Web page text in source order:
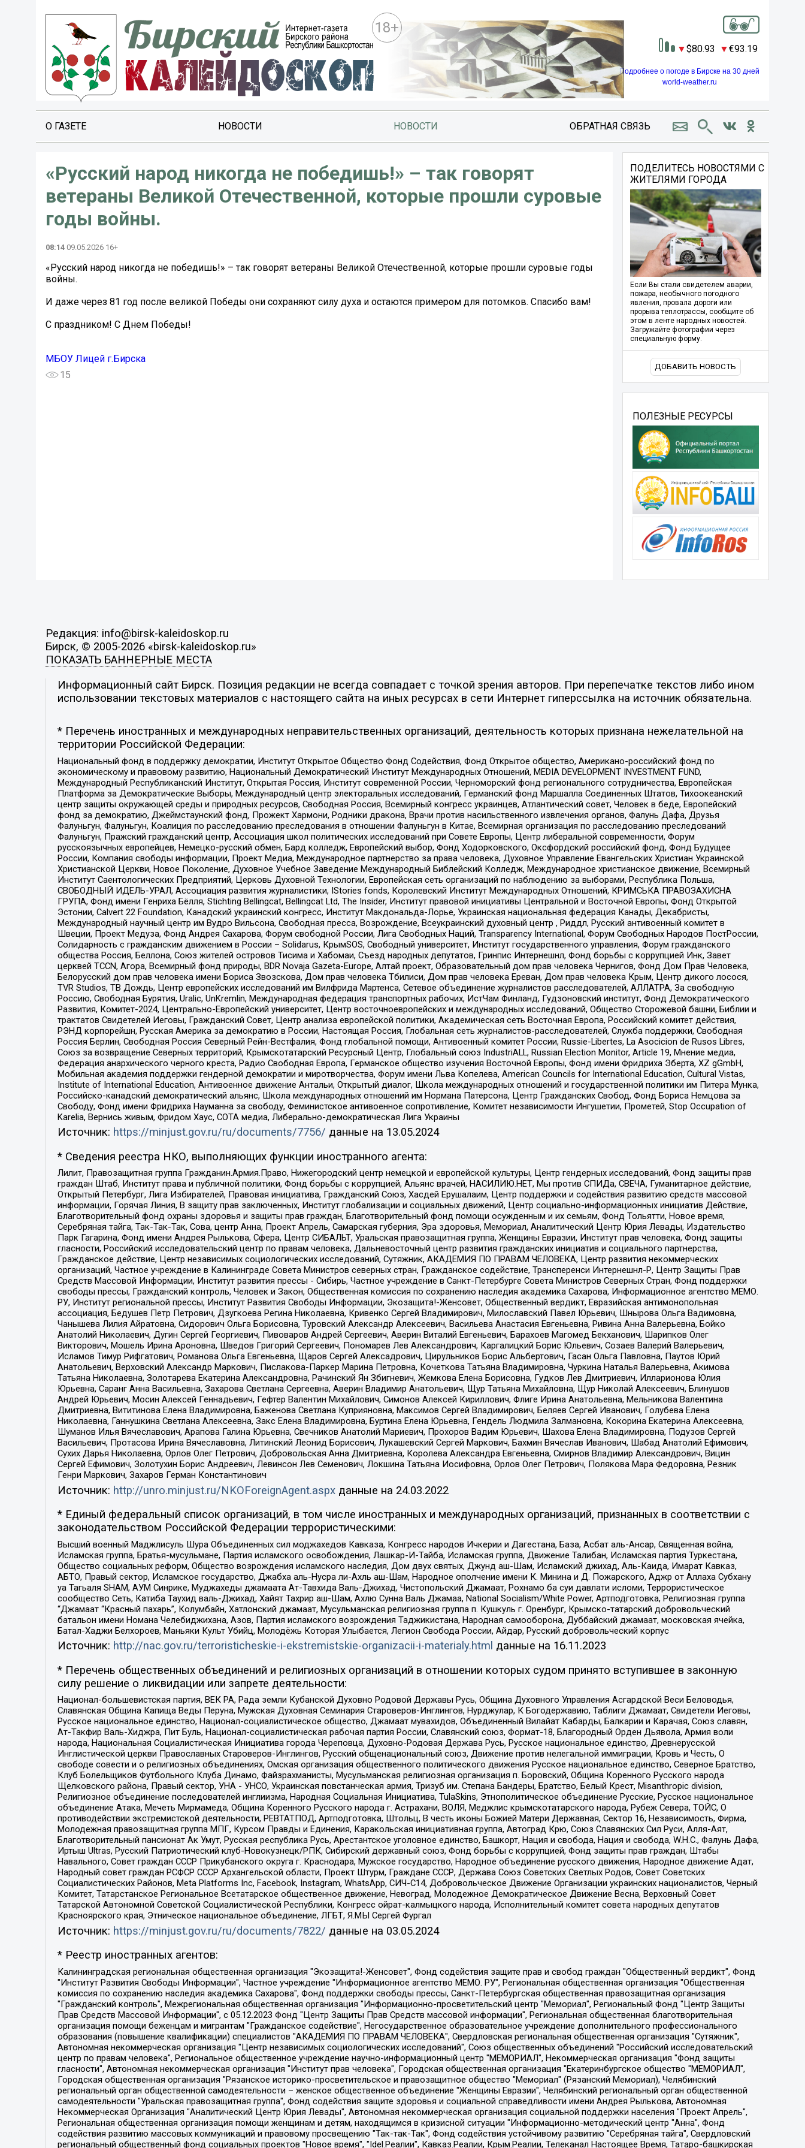
18+
80.93 93.19
Подробнее о погоде в Бирске на 30 дней
world-weather.ru
О ГАЗЕТЕ НОВОСТИ НОВОСТИ ОБРАТНАЯ СВЯЗЬ
«Русский народ никогда не победишь!» – так говорят
ветераны Великой Отечественной, которые прошли суровые
годы войны.
08:14 09.05.2026 16+
«Русский народ никогда не победишь!» – так говорят ветераны Великой Отечественной, которые прошли суровые годы
войны.
И даже через 81 год после великой Победы они сохраняют силу духа и остаются примером для потомков. Спасибо вам!
С праздником! С Днем Победы!
МБОУ Лицей г.Бирска
15
ПОДЕЛИТЕСЬ НОВОСТЯМИ С
ЖИТЕЛЯМИ ГОРОДА
Если Вы стали свидетелем аварии,
пожара, необычного погодного
явления, провала дороги или
прорыва теплотрассы, сообщите об
этом в ленте народных новостей.
Загружайте фотографии через
специальную форму.
ДОБАВИТЬ НОВОСТЬ
ПОЛЕЗНЫЕ РЕСУРСЫ
Редакция: info@birsk-kaleidoskop.ru
Бирск, © 2005-2026 «birsk-kaleidoskop.ru»
ПОКАЗАТЬ БАННЕРНЫЕ МЕСТА
Информационный сайт Бирск. Позиция редакции не всегда совпадает с точкой зрения авторов. При перепечатке текстов либо ином
использовании текстовых материалов с настоящего сайта на иных ресурсах в сети Интернет гиперссылка на источник обязательна.
* Перечень иностранных и международных неправительственных организаций, деятельность которых признана нежелательной на
территории Российской Федерации:
Национальный фонд в поддержку демократии, Институт Открытое Общество Фонд Содействия, Фонд Открытое общество, Американо-российский фонд по
экономическому и правовому развитию, Национальный Демократический Институт Международных Отношений, MEDIA DEVELOPMENT INVESTMENT FUND,
Международный Республиканский Институт, Открытая Россия, Институт современной России, Черноморский фонд регионального сотрудничества, Европейская
Платформа за Демократические Выборы, Международный центр электоральных исследований, Германский фонд Маршалла Соединенных Штатов, Тихоокеанский
центр защиты окружающей среды и природных ресурсов, Свободная Россия, Всемирный конгресс украинцев, Атлантический совет, Человек в беде, Европейский
фонд за демократию, Джеймстаунский фонд, Прожект Хармони, Родники дракона, Врачи против насильственного извлечения органов, Фалунь Дафа, Друзья
Фалуньгун, Фалуньгун, Коалиция по расследованию преследования в отношении Фалуньгун в Китае, Всемирная организация по расследованию преследований
Фалуньгун, Пражский гражданский центр, Ассоциация школ политических исследований при Совете Европы, Центр либеральной современности, Форум
русскоязычных европейцев, Немецко-русский обмен, Бард колледж, Европейский выбор, Фонд Ходорковского, Оксфордский российский фонд, Фонд Будущее
России, Компания свободы информации, Проект Медиа, Международное партнерство за права человека, Духовное Управление Евангельских Христиан Украинской
Христианской Церкви, Новое Поколение, Духовное Учебное Заведение Международный Библейский Колледж, Международное христианское движение, Всемирный
Институт Саентологических Предприятий, Церковь Духовной Технологии, Европейская сеть организаций по наблюдению за выборами, Республика Польша,
СВОБОДНЫЙ ИДЕЛЬ-УРАЛ, Ассоциация развития журналистики, IStories fonds, Королевский Институт Международных Отношений, КРИМСЬКА ПРАВОЗАХИСНА
ГРУПА, Фонд имени Генриха Бёлля, Stichting Bellingcat, Bellingcat Ltd, The Insider, Институт правовой инициативы Центральной и Восточной Европы, Фонд Открытой
Эстонии, Calvert 22 Foundation, Канадский украинский конгресс, Институт Макдональда-Лорье, Украинская национальная федерация Канады, Декабристы,
Международный научный центр им Вудро Вильсона, Свободная пресса, Возрождение, Всеукраинский духовный центр , Риддл, Русский антивоенный комитет в
Швеции, Проект Медуза, Фонд Андрея Сахарова, Форум свободной России, Лига Свободных Наций, Transparеncy International, Форум Свободных Народов ПостРоссии,
Солидарность с гражданским движением в России – Solidarus, КрымSOS, Свободный университет, Институт государственного управления, Форум гражданского
общества Россия, Беллона, Союз жителей островов Тисима и Хабомаи, Съезд народных депутатов, Гринпис Интернешнл, Фонд борьбы с коррупцией Инк, Завет
церквей TCCN, Агора, Всемирный фонд природы, BDR Novaja Gazeta-Europe, Алтай проект, Образовательный дом прав человека Чернигов, Фонд Дом Прав Человека,
Белорусский дом прав человека имени Бориса Звозскова, Дом прав человека Тбилиси, Дом прав человека Ереван, Дом прав человека Крым, Центр дикого лосося,
TVR Studios, ТВ Дождь, Центр европейских исследований им Вилфрида Мартенса, Сетевое объединение журналистов расследователей, АЛЛАТРА, За свободную
Россию, Свободная Бурятия, Uralic, UnKremlin, Международная федерация транспортных рабочих, ИстЧам Финланд, Гудзоновский институт, Фонд Демократического
Развития, Комитет-2024, Центрально-Европейский университет, Центр восточноевропейских и международных исследований, Общество Сторожевой башни, Библии и
трактатов Свидетелей Иеговы, Гражданский Совет, Центр анализа европейской политики, Академическая сеть Восточная Европа, Российский комитет действия,
РЭНД корпорейшн, Русская Америка за демократию в России, Настоящая Россия, Глобальная сеть журналистов-расследователей, Служба поддержки, Свободная
Россия Берлин, Свободная Россия Северный Рейн-Вестфалия, Фонд глобальной помощи, Антивоенный комитет России, Russie-Libertes, La Asocicion de Rusos Libres,
Союз за возвращение Северных территорий, Крымскотатарский Ресурсный Центр, Глобальный союз IndustriALL, Russian Election Monitor, Article 19, Мнение медиа,
Федерация анархического черного креста, Радио Свободная Европа, Германское общество изучения Восточной Европы, Фонд имени Фридриха Эберта, XZ gGmbH,
Мобильная академия поддержки гендерной демократии и миротворчества, Форум имени Льва Копелева, American Councils for International Education, Cultural Vistas,
Institute of International Education, Антивоенное движение Антальи, Открытый диалог, Школа международных отношений и государственной политики им Питера Мунка,
Российско-канадский демократический альянс, Школа международных отношений им Нормана Патерсона, Центр Гражданских Свобод, Фонд Бориса Немцова за
Свободу, Фонд имени Фридриха Науманна за свободу, Феминистское антивоенное сопротивление, Комитет независимости Ингушетии, Прометей, Stop Occupation of
Karelia, Вернись живым, Фридом Хаус, СОТА медиа, Либерально-демократическая Лига Украины
Источник: https://minjust.gov.ru/ru/documents/7756/ данные на 13.05.2024
* Сведения реестра НКО, выполняющих функции иностранного агента:
Лилит, Правозащитная группа Гражданин.Армия.Право, Нижегородский центр немецкой и европейской культуры, Центр гендерных исследований, Фонд защиты прав
граждан Штаб, Институт права и публичной политики, Фонд борьбы с коррупцией, Альянс врачей, НАСИЛИЮ.НЕТ, Мы против СПИДа, СВЕЧА, Гуманитарное действие,
Открытый Петербург, Лига Избирателей, Правовая инициатива, Гражданский Союз, Хасдей Ерушалаим, Центр поддержки и содействия развитию средств массовой
информации, Горячая Линия, В защиту прав заключенных, Институт глобализации и социальных движений, Центр социально-информационных инициатив Действие,
Благотворительный фонд охраны здоровья и защиты прав граждан, Благотворительный фонд помощи осужденным и их семьям, Фонд Тольятти, Новое время,
Серебряная тайга, Так-Так-Так, Сова, центр Анна, Проект Апрель, Самарская губерния, Эра здоровья, Мемориал, Аналитический Центр Юрия Левады, Издательство
Парк Гагарина, Фонд имени Андрея Рылькова, Сфера, Центр СИБАЛЬТ, Уральская правозащитная группа, Женщины Евразии, Институт прав человека, Фонд защиты
гласности, Российский исследовательский центр по правам человека, Дальневосточный центр развития гражданских инициатив и социального партнерства,
Гражданское действие, Центр независимых социологических исследований, Сутяжник, АКАДЕМИЯ ПО ПРАВАМ ЧЕЛОВЕКА, Центр развития некоммерческих
организаций, Частное учреждение в Калининграде Совета Министров северных стран, Гражданское содействие, Трансперенси Интернешнл-Р, Центр Защиты Прав
Средств Массовой Информации, Институт развития прессы - Сибирь, Частное учреждение в Санкт-Петербурге Совета Министров Северных Стран, Фонд поддержки
свободы прессы, Гражданский контроль, Человек и Закон, Общественная комиссия по сохранению наследия академика Сахарова, Информационное агентство МЕМО.
РУ, Институт региональной прессы, Институт Развития Свободы Информации, Экозащита!-Женсовет, Общественный вердикт, Евразийская антимонопольная
ассоциация, Бедушев Петр Петрович, Дзугкоева Регина Николаевна, Кривенко Сергей Владимирович, Милославский Павел Юрьевич, Шнырова Ольга Вадимовна,
Чанышева Лилия Айратовна, Сидорович Ольга Борисовна, Туровский Александр Алексеевич, Васильева Анастасия Евгеньевна, Ривина Анна Валерьевна, Бойко
Анатолий Николаевич, Дугин Сергей Георгиевич, Пивоваров Андрей Сергеевич, Аверин Виталий Евгеньевич, Барахоев Магомед Бекханович, Шарипков Олег
Викторович, Мошель Ирина Ароновна, Шведов Григорий Сергеевич, Пономарев Лев Александрович, Каргалицкий Борис Юльевич, Созаев Валерий Валерьевич,
Исламов Тимур Рифгатович, Романова Ольга Евгеньевна, Щаров Сергей Алексадрович, Цирульников Борис Альбертович, Гасан Ольга Павловна, Паутов Юрий
Анатольевич, Верховский Александр Маркович, Пислакова-Паркер Марина Петровна, Кочеткова Татьяна Владимировна, Чуркина Наталья Валерьевна, Акимова
Татьяна Николаевна, Золотарева Екатерина Александровна, Рачинский Ян Збигневич, Жемкова Елена Борисовна, Гудков Лев Дмитриевич, Илларионова Юлия
Юрьевна, Саранг Анна Васильевна, Захарова Светлана Сергеевна, Аверин Владимир Анатольевич, Щур Татьяна Михайловна, Щур Николай Алексеевич, Блинушов
Андрей Юрьевич, Мосин Алексей Геннадьевич, Гефтер Валентин Михайлович, Симонов Алексей Кириллович, Флиге Ирина Анатольевна, Мельникова Валентина
Дмитриевна, Вититинова Елена Владимировна, Баженова Светлана Куприяновна, Максимов Сергей Владимирович, Беляев Сергей Иванович, Голубева Елена
Николаевна, Ганнушкина Светлана Алексеевна, Закс Елена Владимировна, Буртина Елена Юрьевна, Гендель Людмила Залмановна, Кокорина Екатерина Алексеевна,
Шуманов Илья Вячеславович, Арапова Галина Юрьевна, Свечников Анатолий Мариевич, Прохоров Вадим Юрьевич, Шахова Елена Владимировна, Подузов Сергей
Васильевич, Протасова Ирина Вячеславовна, Литинский Леонид Борисович, Лукашевский Сергей Маркович, Бахмин Вячеслав Иванович, Шабад Анатолий Ефимович,
Сухих Дарья Николаевна, Орлов Олег Петрович, Добровольская Анна Дмитриевна, Королева Александра Евгеньевна, Смирнов Владимир Александрович, Вицин
Сергей Ефимович, Золотухин Борис Андреевич, Левинсон Лев Семенович, Локшина Татьяна Иосифовна, Орлов Олег Петрович, Полякова Мара Федоровна, Резник
Генри Маркович, Захаров Герман Константинович
Источник: http://unro.minjust.ru/NKOForeignAgent.aspxданные на 24.03.2022
* Единый федеральный список организаций, в том числе иностранных и международных организаций, признанных в соответствии с
законодательством Российской Федерации террористическими:
Высший военный Маджлисуль Шура Объединенных сил моджахедов Кавказа, Конгресс народов Ичкерии и Дагестана, База, Асбат аль-Ансар, Священная война,
Исламская группа, Братья-мусульмане, Партия исламского освобождения, Лашкар-И-Тайба, Исламская группа, Движение Талибан, Исламская партия Туркестана,
Общество социальных реформ, Общество возрождения исламского наследия, Дом двух святых, Джунд аш-Шам, Исламский джихад, Аль-Каида, Имарат Кавказ,
АБТО, Правый сектор, Исламское государство, Джабха аль-Нусра ли-Ахль аш-Шам, Народное ополчение имени К. Минина и Д. Пожарского, Аджр от Аллаха Субхану
уа Тагьаля SHAM, АУМ Синрике, Муджахеды джамаата Ат-Тавхида Валь-Джихад, Чистопольский Джамаат, Рохнамо ба суи давлати исломи, Террористическое
сообщество Сеть, Катиба Таухид валь-Джихад, Хайят Тахрир аш-Шам, Ахлю Сунна Валь Джамаа, National Socialism/White Power, Артподготовка, Религиозная группа
“Джамаат “Красный пахарь”, Колумбайн, Хатлонский джамаат, Мусульманская религиозная группа п. Кушкуль г. Оренбург, Крымско-татарский добровольческий
батальон имени Номана Челебиджихана, Азов, Партия исламского возрождения Таджикистана, Народная самооборона, Дуббайский джамаат, московская ячейка,
Батал-Хаджи Белхороев, Маньяки Культ Убийц, Молодёжь Которая Улыбается, Легион Свобода России, Айдар, Русский добровольческий корпус
Источник: http://nac.gov.ru/terroristicheskie-i-ekstremistskie-organizacii-i-materialy.html данные на 16.11.2023
* Перечень общественных объединений и религиозных организаций в отношении которых судом принято вступившее в законную
силу решение о ликвидации или запрете деятельности:
Национал-большевистская партия, ВЕК РА, Рада земли Кубанской Духовно Родовой Державы Русь, Община Духовного Управления Асгардской Веси Беловодья,
Славянская Община Капища Веды Перуна, Мужская Духовная Семинария Староверов-Инглингов, Нурджулар, К Богодержавию, Таблиги Джамаат, Свидетели Иеговы,
Русское национальное единство, Национал-социалистическое общество, Джамаат мувахидов, Объединенный Вилайат Кабарды, Балкарии и Карачая, Союз славян,
Ат-Такфир Валь-Хиджра, Пит Буль, Национал-социалистическая рабочая партия России, Славянский союз, Формат-18, Благородный Орден Дьявола, Армия воли
народа, Национальная Социалистическая Инициатива города Череповца, Духовно-Родовая Держава Русь, Русское национальное единство, Древнерусской
Инглистической церкви Православных Староверов-Инглингов, Русский общенациональный союз, Движение против нелегальной иммиграции, Кровь и Честь, О
свободе совести и о религиозных объединениях, Омская организация общественного политического движения Русское национальное единство, Северное Братство,
Клуб Болельщиков Футбольного Клуба Динамо, Файзрахманисты, Мусульманская религиозная организация п. Боровский, Община Коренного Русского народа
Щелковского района, Правый сектор, УНА - УНСО, Украинская повстанческая армия, Тризуб им. Степана Бандеры, Братство, Белый Крест, Misanthropic division,
Религиозное объединение последователей инглиизма, Народная Социальная Инициатива, TulaSkins, Этнополитическое объединение Русские, Русское национальное
объединение Атака, Мечеть Мирмамеда, Община Коренного Русского народа г. Астрахани, ВОЛЯ, Меджлис крымскотатарского народа, Рубеж Севера, ТОЙС, О
противодействии экстремистской деятельности, РЕВТАТПОД, Артподготовка, Штольц, В честь иконы Божией Матери Державная, Сектор 16, Независимость, Фирма,
Молодежная правозащитная группа МПГ, Курсом Правды и Единения, Каракольская инициативная группа, Автоград Крю, Союз Славянских Сил Руси, Алля-Аят,
Благотворительный пансионат Ак Умут, Русская республика Русь, Арестантское уголовное единство, Башкорт, Нация и свобода, Нация и свобода, W.H.С., Фалунь Дафа,
Иртыш Ultras, Русский Патриотический клуб-Новокузнецк/РПК, Сибирский державный союз, Фонд борьбы с коррупцией, Фонд защиты прав граждан, Штабы
Навального, Совет граждан СССР Прикубанского округа г. Краснодара, Мужское государство, Народное объединение русского движения, Народное движение Адат,
Народный совет граждан РСФСР СССР Архангельской области, Проект Штурм, Граждане СССР, Держава Союз Советских Светлых Родов, Совет Советских
Социалистических Районов, Meta Platforms Inc, Facebook, Instagram, WhatsApp, СИЧ-С14, Добровольческое Движение Организации украинских националистов, Черный
Комитет, Татарстанское Региональное Всетатарское общественное движение, Невоград, Молодежное Демократическое Движение Весна, Верховный Совет
Татарской Автономной Советской Социалистической Республики, Конгресс ойрат-калмыцкого народа, Исполнительный комитет совета народных депутатов
Красноярского края, Этническое национальное объединение, ЛГБТ, Я.МЫ Сергей Фургал
Источник: https://minjust.gov.ru/ru/documents/7822/ данные на 03.05.2024
* Реестр иностранных агентов:
Калининградская региональная общественная организация "Экозащита!-Женсовет", Фонд содействия защите прав и свобод граждан "Общественный вердикт", Фонд "Институт Развития Свободы Информации", Частное учреждение "Информационное агентство МЕМО. РУ", Региональная общественная организация "Общественная комиссия по сохранению наследия академика Сахарова", Фонд поддержки свободы прессы, Санкт-Петербургская общественная правозащитная организация "Гражданский контроль", Межрегиональная общественная организация "Информационно-просветительский центр "Мемориал", Региональный Фонд "Центр Защиты Прав Средств Массовой Информации", с 05.12.2023 Фонд "Центр Защиты Прав Средств массовой информации", Региональная общественная благотворительная организация помощи беженцам и мигрантам "Гражданское содействие", Негосударственное образовательное учреждение дополнительного профессионального образования (повышение квалификации) специалистов "АКАДЕМИЯ ПО ПРАВАМ ЧЕЛОВЕКА", Свердловская региональная общественная организация "Сутяжник", Автономная некоммерческая организация "Центр независимых социологических исследований", Союз общественных объединений "Российский исследовательский центр по правам человека", Региональное общественное учреждение научно-информационный центр "МЕМОРИАЛ", Некоммерческая организация "Фонд защиты гласности", Автономная некоммерческая организация "Институт прав человека", Городская общественная организация "Екатеринбургское общество "МЕМОРИАЛ", Городская общественная организация "Рязанское историко-просветительское и правозащитное общество "Мемориал" (Рязанский Мемориал), Челябинский региональный орган общественной самодеятельности – женское общественное объединение "Женщины Евразии", Челябинский региональный орган общественной самодеятельности "Уральская правозащитная группа", Фонд содействия защите здоровья и социальной справедливости имени Андрея Рылькова, Автономная Некоммерческая Организация "Аналитический Центр Юрия Левады", Автономная некоммерческая организация социальной поддержки населения "Проект Апрель", Региональная общественная организация помощи женщинам и детям, находящимся в кризисной ситуации "Информационно-методический центр "Анна", Фонд содействия развитию массовых коммуникаций и правовому просвещению "Так-так-Так", Фонд содействия устойчивому развитию "Серебряная тайга", Свердловский региональный общественный фонд социальных проектов "Новое время", "Idel.Реалии", Кавказ.Реалии, Крым.Реалии, Телеканал Настоящее Время, Татаро-башкирская служба Радио Свобода (Azatliq Radiosi), Радио Свободная Европа/Радио Свобода (PCE/PC), "Сибирь.Реалии", "Фактограф", Благотворительный фонд помощи осужденным и их семьям, Автономная некоммерческая организация "Институт глобализации и социальных движений", Фонд "В защиту прав заключенных", Частное учреждение "Центр поддержки и содействия развитию средств массовой информации", Пензенский региональный общественный благотворительный фонд "Гражданский союз", "Север.Реалии", Некоммерческая организация Фонд "Правовая инициатива", Общество с ограниченной ответственностью "Радио Свободная Европа/Радио Свобода", Чешское информационное агентство "MEDIUM-ORIENT", Красноярская региональная общественная организация "Мы против СПИДа", Камалягин Денис Николаевич, Маркелов Сергей Евгеньевич, Пономарев Лев Александрович, Савицкая Людмила Алексеевна, Автономная некоммерческая организация "Центр по работе с проблемой насилия "НАСИЛИЮ.НЕТ", Межрегиональный профессиональный союз работников здравоохранения "Альянс врачей", Юридическое лицо, зарегистрированное в Латвийской Республике, SIA "Medusa Project" (регистрационный номер 40103797863, дата регистрации 10.06.2014), Некоммерческая организация "Фонд по борьбе с коррупцией", Автономная некоммерческая организация "Институт права и публичной политики", Баданин Роман Сергеевич, Гликин Максим Александрович, Железнова Мария Михайловна, Лукьянова Юлия Сергеевна, Маетная Елизавета Витальевна, Маняхин Петр Борисович, Чуракова Ольга Владимировна, Ярош Юлия Петровна, Юридическое лицо "The Insider SIA", зарегистрированное в Риге, Латвийская Республика (дата регистрации 26.06.2015), являющееся администратором доменного имени интернет-издания "The Insider SIA", https://theins.ru, Постернак Алексей Евгеньевич, Рубин Михаил Аркадьевич, Анин Роман Александрович, Юридическое лицо Istories fonds, зарегистрированное в Латвийской Республике (регистрационный номер 50008295751, дата регистрации 24.02.2020), Великовский Дмитрий Александрович, Долинина Ирина Николаевна, Мароховская Алеся Алексеевна, Шлейнов Роман Юрьевич, Шмагун Олеся Валентиновна, Общество с ограниченной ответственностью "Альтаир 2021", Общество с ограниченной ответственностью "Вега 2021", Общество с ограниченной ответственностью "Главный редактор 2021", Общество с ограниченной ответственностью "Ромашки монолит", Важенков Артем Валерьевич, Ивановская областная общественная организация "Центр гендерных исследований", Гурман Юрий Альбертович, Медиапроект "ОВД-Инфо", Егоров Владимир Владимирович, Жилинский Владимир Александрович, Общество с ограниченной ответственностью "ЗП", Иванова София Юрьевна, Карезина Инна Павловна, Кильтау Екатерина Викторовна, Петров Алексей Викторович, Пискунов Сергей Евгеньевич, Смирнов Сергей Сергеевич, Тихонов Михаил Сергеевич, Общество с ограниченной ответственностью "ЖУРНАЛИСТ-ИНОСТРАННЫЙ АГЕНТ", Арапова Галина Юрьевна, Вольтская Татьяна Анатольевна, Американская компания "Mason G.E.S. Anonymous Foundation" (США), являющаяся владельцем интернет-издания https://mnews.world/, Компания "Stichting Bellingcat", зарегистрированная в Нидерландах (дата регистрации 11.07.2018), Захаров Андрей Вячеславович, Клепиковская Екатерина Дмитриевна, Общество с ограниченной ответственностью "МЕМО", Перл Роман Александрович, Симонов Евгений Алексеевич, Соловьева Елена Анатольевна, Сотников Даниил Владимирович, Сурначева Елизавета Дмитриевна, Автономная некоммерческая организация по защите прав человека и информированию населения "Якутия – Наше Мнение", Общество с ограниченной ответственностью "Москоу диджитал медиа", с 26.01.2023 Общество с ограниченной ответственностью "Чайка Белые сады", Ветошкина Валерия Валерьевна, Заговора Максим Александрович, Межрегиональное общественное движение "Российская ЛГБТ - сеть", Оленичев Максим Владимирович, Павлов Иван Юрьевич, Скворцова Елена Сергеевна, Общество с ограниченной ответственностью "Как бы инагент", Кочетков Игорь Викторович, Общество с ограниченной ответственностью "Честные выборы", Еланчик Олег Александрович, Общество с ограниченной ответственностью "Нобелевский призыв", Гималова Регина Эмилевна, Григорьев Андрей Валерьевич, Григорьева Алина Александровна, Ассоциация по содействию защите прав призывников, альтернативнослужащих и военнослужащих "Правозащитная группа "Гражданин.Армия.Право", Хисамова Регина Фаритовна, Автономная некоммерческая организация по реализации социально-правовых программ "Лилит", Дальневосточное общественное движение "Маяк", Санкт-Петербургская ЛГБТ-инициативная группа "Выход", Инициативная группа ЛГБТ+ "Реверс", Алексеев Андрей Викторович, Бекбулатова Таисия Львовна, Беляев Иван Михайлович, Владыкина Елена Сергеевна, Гельман Марат Александрович, Никульшина Вероника Юрьевна, Толоконникова Надежда Андреевна, Шендерович Виктор Анатольевич, Общество с ограниченной ответственностью "Данное сообщение", Общество с ограниченной ответственностью Издательский дом "Новая глава", Айнбиндер Александра Александровна, Московский комьюнити-центр для ЛГБТ+инициатив, Благотворительный фонд развития филантропии, Deutsche Welle (Германия, Kurt-Schumacher-Strasse 3, 53113 Bonn), Борзунова Мария Михайловна, Воробьев Виктор Викторович, Голубева Анна Львовна, Константинова Алла Михайловна, Малкова Ирина Владимировна, Мурадов Мурад Абдулгалимович, Осетинская Елизавета Николаевна, Понасенков Евгений Николаевич, Ганапольский Матвей Юрьевич, Киселев Евгений Алексеевич, Борухович Ирина Григорьевна, Дремин Иван Тимофеевич, Дубровский Дмитрий Викторович, Красноярская региональная общественная организация поддержки и развития альтернативных образовательных технологий и межкультурных коммуникаций "ИНТЕРРА", Маяковская Екатерина Алексеевна, Фейгин Марк Захарович, Филимонов Андрей Викторович, Дзугкоева Регина Николаевна, Доброхотов Роман Александрович, Дудь Юрий Александрович, Елкин Сергей Владимирович, Кругликов Кирилл Игоревич, Сабунаева Мария Леонидовна, Семенов Алексей Владимирович, Шаинян Карен Багратович, Шульман Екатерина Михайловна, Асафьев Артур Валерьевич, Вахштайн Виктор Семенович, Венедиктов Алексей Алексеевич, Лушникова Екатерина Евгеньевна, Волков Леонид Михайлович, Невзоров Александр Глебович, Пархоменко Сергей Борисович, Сироткин Ярослав Николаевич, Кара-Мурза Владимир Владимирович, Баранова Наталья Владимировна, Гозман Леонид Яковлевич, Кагарлицкий Борис Юльевич, Климарев Михаил Валерьевич, Милов Владимир Станиславович, Автономная некоммерческая организация Краснодарский центр современного искусства "Типография", Моргенштерн Алишер Тагирович, Соболь Любовь Эдуардовна, Общество с ограниченной ответственностью "ЛИЗА НОРМ", Каспаров Гарри Кимович, Ходорковский Михаил Борисович, Общество с ограниченной ответственностью "Апрельские тезисы", Данилович Ирина Брониславовна, Кашин Олег Владимирович, Петров Николай Владимирович, Пивоваров Алексей Владимирович, Соколов Михаил Владимирович, Цветкова Юлия Владимировна, Чичваркин Евгений Александрович, Комитет против пыток/Команда против пыток, Общество с ограниченной ответственностью "Первый научный", Общество с ограниченной ответственностью "Вертолет и ко", Белоцерковская Вероника Борисовна, Кац Максим Евгеньевич, Лазарева Татьяна Юрьевна, Шаведдинов Руслан Табризович, Яшин Илья Валерьевич, Общество с ограниченной ответственностью "Иноагент ААВ", Алешковский Дмитрий Петрович, Альбац Евгения Марковна, Быков Дмитрий Львович, Галямина Юлия Евгеньевна, Лойко Сергей Леонидович, Мартынов Кирилл Константинович, Медведев Сергей Александрович, Крашенинников Федор Геннадиевич, Гордеева Катерина Вл